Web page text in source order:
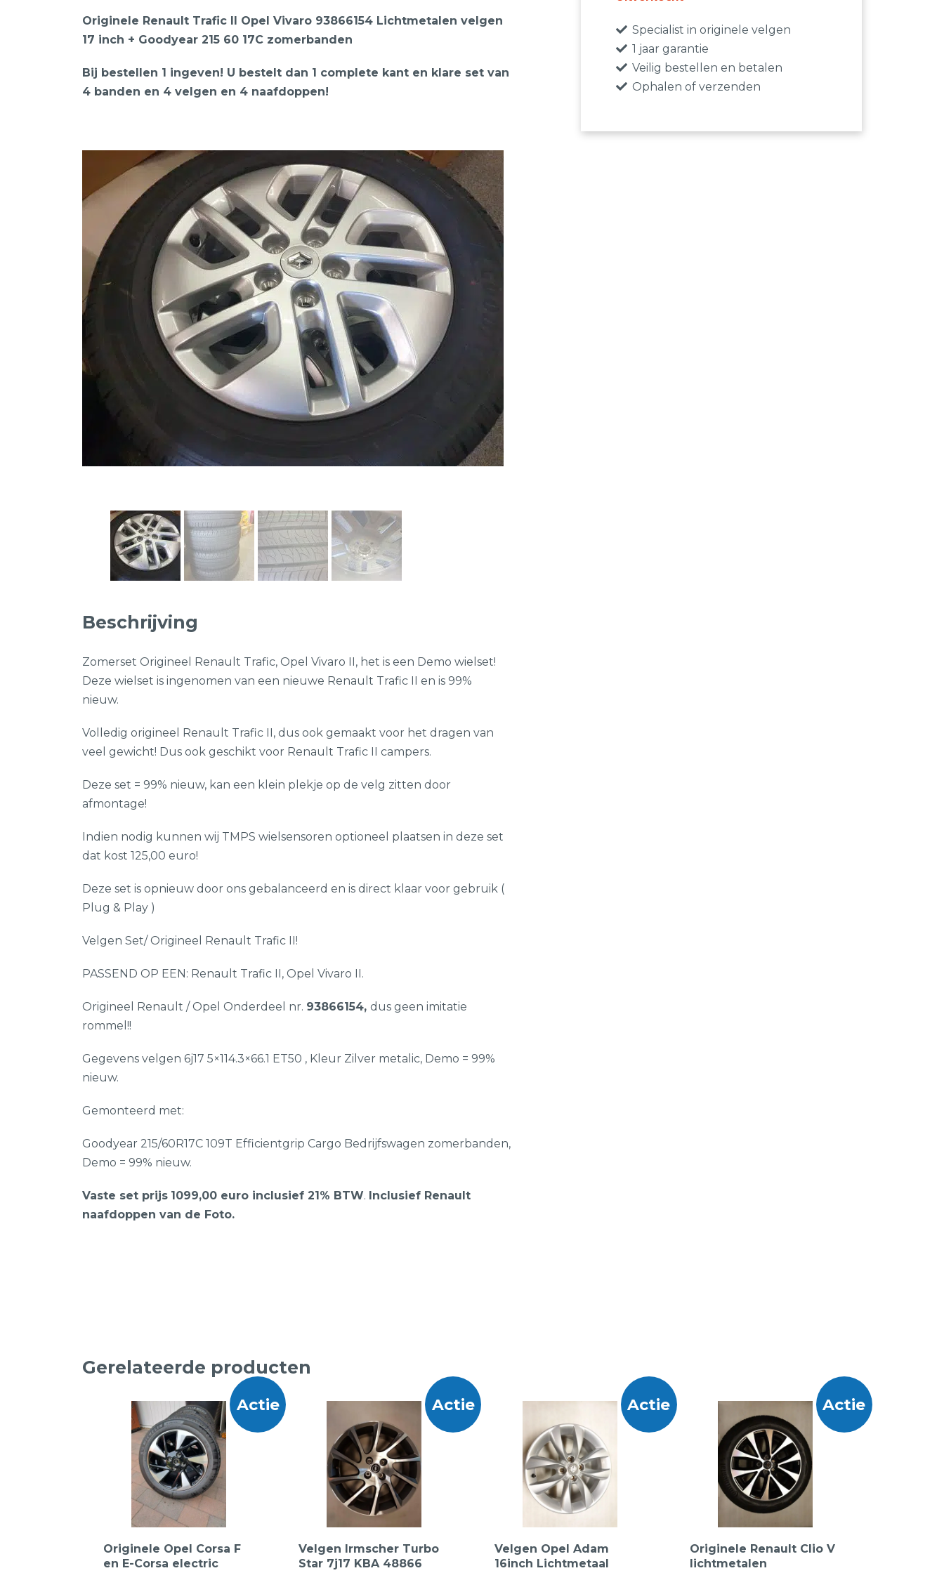
Originele Renault Trafic II Opel Vivaro 93866154 Lichtmetalen velgen
17 inch + Goodyear 215 60 17C zomerbanden
Bij bestellen 1 ingeven! U bestelt dan 1 complete kant en klare set van
4 banden en 4 velgen en 4 naafdoppen!
Specialist in originele velgen
1 jaar garantie
Veilig bestellen en betalen
Ophalen of verzenden
Beschrijving
Zomerset Origineel Renault Trafic, Opel Vivaro II, het is een Demo wielset!
Deze wielset is ingenomen van een nieuwe Renault Trafic II en is 99%
nieuw.
Volledig origineel Renault Trafic II, dus ook gemaakt voor het dragen van
veel gewicht! Dus ook geschikt voor Renault Trafic II campers.
Deze set = 99% nieuw, kan een klein plekje op de velg zitten door
afmontage!
Indien nodig kunnen wij TMPS wielsensoren optioneel plaatsen in deze set
dat kost 125,00 euro!
Deze set is opnieuw door ons gebalanceerd en is direct klaar voor gebruik (
Plug & Play )
Velgen Set/ Origineel Renault Trafic II!
PASSEND OP EEN: Renault Trafic II, Opel Vivaro II.
Origineel Renault / Opel Onderdeel nr. 93866154, dus geen imitatie
rommel!!
Gegevens velgen 6j17 5×114.3×66.1 ET50 , Kleur Zilver metalic, Demo = 99%
nieuw.
Gemonteerd met:
Goodyear 215/60R17C 109T Efficientgrip Cargo Bedrijfswagen zomerbanden,
Demo = 99% nieuw.
Vaste set prijs 1099,00 euro inclusief 21% BTW. Inclusief Renault
naafdoppen van de Foto.
Gerelateerde producten
Actie
Originele Opel Corsa F
en E-Corsa electric
Actie
Velgen Irmscher Turbo
Star 7j17 KBA 48866
Actie
Velgen Opel Adam
16inch Lichtmetaal
Actie
Originele Renault Clio V
lichtmetalen